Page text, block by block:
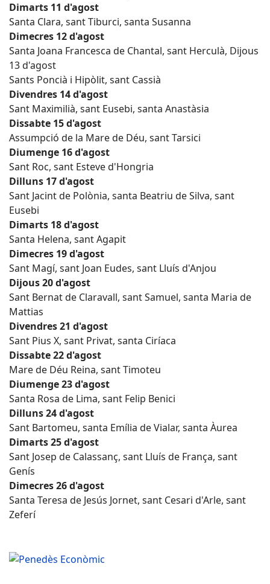
Dimarts 11 d'agost
Santa Clara, sant Tiburci, santa Susanna
Dimecres 12 d'agost
Santa Joana Francesca de Chantal, sant Herculà, Dijous
13 d'agost
Sants Poncià i Hipòlit, sant Cassià
Divendres 14 d'agost
Sant Maximilià, sant Eusebi, santa Anastàsia
Dissabte 15 d'agost
Assumpció de la Mare de Déu, sant Tarsici
Diumenge 16 d'agost
Sant Roc, sant Esteve d'Hongria
Dilluns 17 d'agost
Sant Jacint de Polònia, santa Beatriu de Silva, sant
Eusebi
Dimarts 18 d'agost
Santa Helena, sant Agapit
Dimecres 19 d'agost
Sant Magí, sant Joan Eudes, sant Lluís d'Anjou
Dijous 20 d'agost
Sant Bernat de Claravall, sant Samuel, santa Maria de
Mattias
Divendres 21 d'agost
Sant Pius X, sant Privat, santa Ciríaca
Dissabte 22 d'agost
Mare de Déu Reina, sant Timoteu
Diumenge 23 d'agost
Santa Rosa de Lima, sant Felip Benici
Dilluns 24 d'agost
Sant Bartomeu, santa Emília de Vialar, santa Àurea
Dimarts 25 d'agost
Sant Josep de Calassanç, sant Lluís de França, sant
Genís
Dimecres 26 d'agost
Santa Teresa de Jesús Jornet, sant Cesari d'Arle, sant
Zeferí